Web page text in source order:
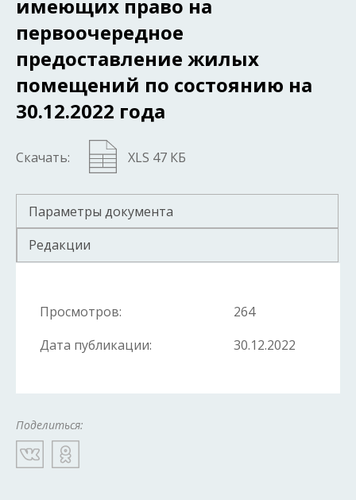
имеющих право на
первоочередное
предоставление жилых
помещений по состоянию на
30.12.2022 года
Скачать: XLS 47 КБ
Параметры документа
Редакции
Просмотров:
264
Дата публикации:
30.12.2022
Поделиться: